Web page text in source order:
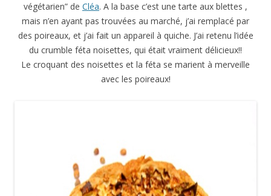
végétarien” de Cléa. A la base c’est une tarte aux blettes ,
mais n’en ayant pas trouvées au marché, j’ai remplacé par
des poireaux, et j’ai fait un appareil à quiche. J’ai retenu l’idée
du crumble féta noisettes, qui était vraiment délicieux!!
Le croquant des noisettes et la féta se marient à merveille
avec les poireaux!